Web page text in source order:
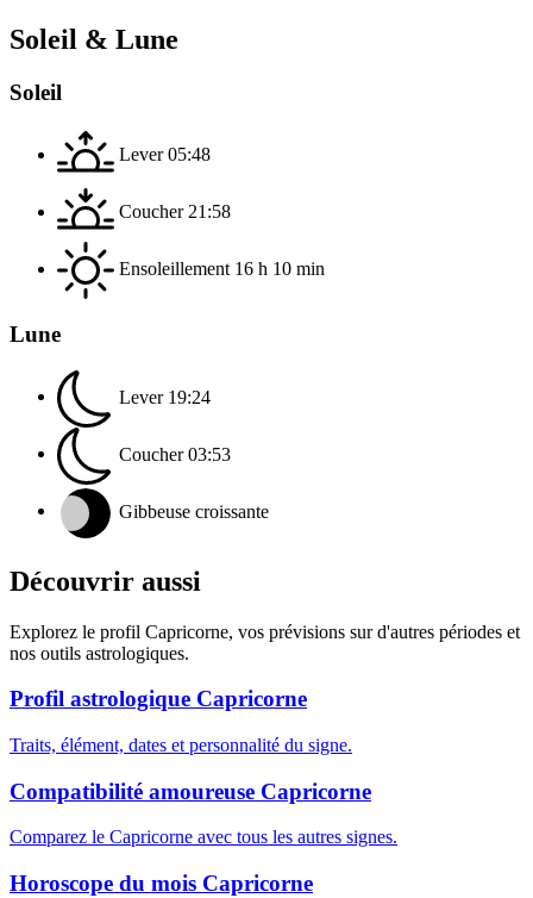
Soleil & Lune
Soleil
Lever 05:48
Coucher 21:58
Ensoleillement 16 h 10 min
Lune
Lever 19:24
Coucher 03:53
Gibbeuse croissante
Découvrir aussi
Explorez le profil Capricorne, vos prévisions sur d'autres périodes et
nos outils astrologiques.
Profil astrologique Capricorne
Traits, élément, dates et personnalité du signe.
Compatibilité amoureuse Capricorne
Comparez le Capricorne avec tous les autres signes.
Horoscope du mois Capricorne